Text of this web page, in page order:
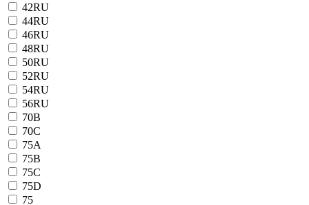
42RU
44RU
46RU
48RU
50RU
52RU
54RU
56RU
70B
70C
75A
75B
75C
75D
75